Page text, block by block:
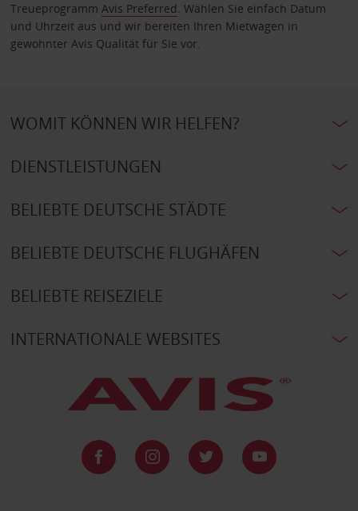
Treueprogramm Avis Preferred . Wählen Sie einfach Datum
und Uhrzeit aus und wir bereiten Ihren Mietwagen in
gewohnter Avis Qualität für Sie vor.
WOMIT KÖNNEN WIR HELFEN?
DIENSTLEISTUNGEN
BELIEBTE DEUTSCHE STÄDTE
BELIEBTE DEUTSCHE FLUGHÄFEN
BELIEBTE REISEZIELE
INTERNATIONALE WEBSITES